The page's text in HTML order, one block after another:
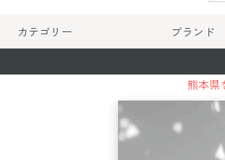
カテゴリー ブランド
熊本県